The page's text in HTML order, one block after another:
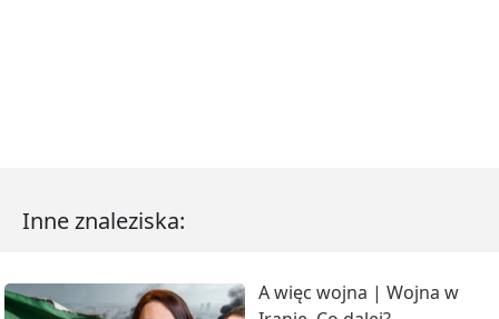
Inne znaleziska:
A więc wojna | Wojna w